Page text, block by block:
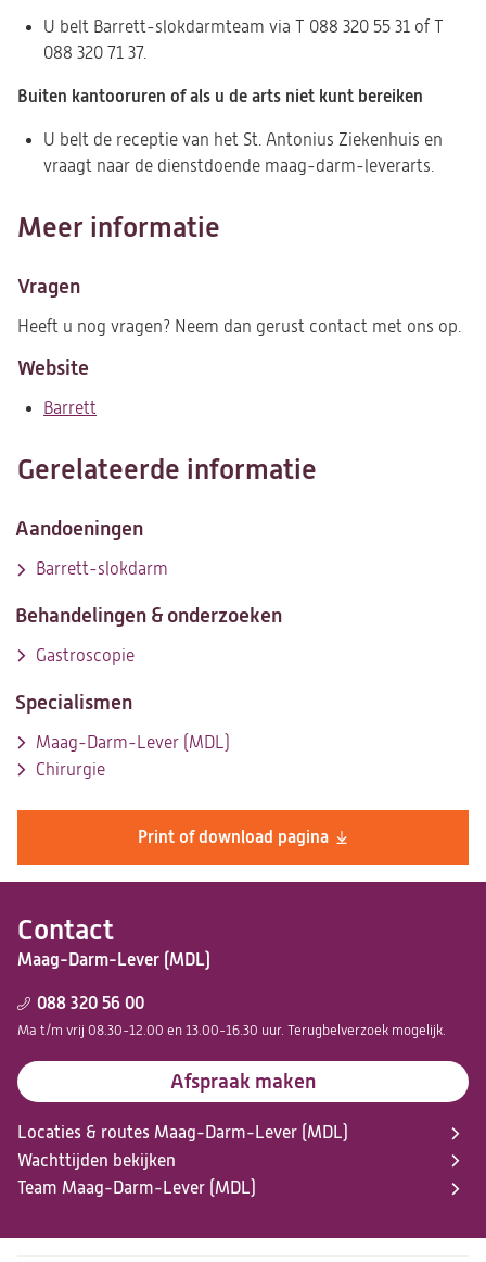
Contact
Maag-Darm-Lever (MDL)
088 320 56 00
Ma t/m vrij 08.30-12.00 en 13.00-16.30 uur. Terugbelverzoek mogelijk.
Afspraak maken
Locaties & routes Maag-Darm-Lever (MDL)
Wachttijden bekijken
Team Maag-Darm-Lever (MDL)
Print of download pagina
U belt Barrett-slokdarmteam via T 088 320 55 31 of T
088 320 71 37.
Buiten kantooruren of als u de arts niet kunt bereiken
U belt de receptie van het St. Antonius Ziekenhuis en
vraagt naar de dienstdoende maag-darm-leverarts.
Meer informatie
Vragen
Heeft u nog vragen? Neem dan gerust contact met ons op.
Website
Barrett
een
Gerelateerde informatie
Aandoeningen
Barrett-slokdarm
Behandelingen & onderzoeken
Gastroscopie
Specialismen
Maag-Darm-Lever (MDL)
Chirurgie